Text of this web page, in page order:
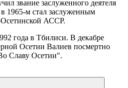
звание заслуженного деятеля
1965-м стал заслуженным
Осетинской АССР.
года в Тбилиси. В декабре
Осетии Валиев посмертно
Славу Осетии".